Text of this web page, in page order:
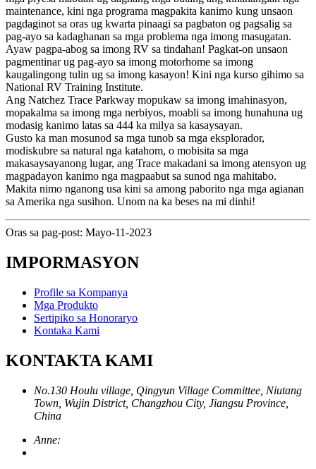
maintenance, kini nga programa magpakita kanimo kung unsaon
pagdaginot sa oras ug kwarta pinaagi sa pagbaton og pagsalig sa
pag-ayo sa kadaghanan sa mga problema nga imong masugatan.
Ayaw pagpa-abog sa imong RV sa tindahan! Pagkat-on unsaon
pagmentinar ug pag-ayo sa imong motorhome sa imong
kaugalingong tulin ug sa imong kasayon! Kini nga kurso gihimo sa
National RV Training Institute.
Ang Natchez Trace Parkway mopukaw sa imong imahinasyon,
mopakalma sa imong mga nerbiyos, moabli sa imong hunahuna ug
modasig kanimo latas sa 444 ka milya sa kasaysayan.
Gusto ka man mosunod sa mga tunob sa mga eksplorador,
modiskubre sa natural nga katahom, o mobisita sa mga
makasaysayanong lugar, ang Trace makadani sa imong atensyon ug
magpadayon kanimo nga magpaabut sa sunod nga mahitabo.
Makita nimo nganong usa kini sa among paborito nga mga agianan
sa Amerika nga susihon. Unom na ka beses na mi dinhi!
Oras sa pag-post: Mayo-11-2023
IMPORMASYON
Profile sa Kompanya
Mga Produkto
Sertipiko sa Honoraryo
Kontaka Kami
KONTAKTA KAMI
No.130 Houlu village, Qingyun Village Committee, Niutang
Town, Wujin District, Changzhou City, Jiangsu Province,
China
Anne: